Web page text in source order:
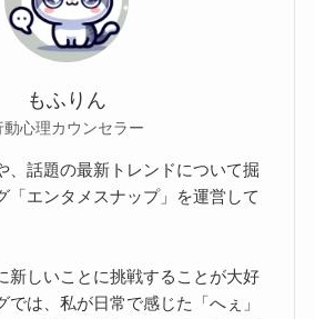
もふりん
動心理カウンセラー
、話題の最新トレンドについて掘
「エンタメスナップ」を運営して
新しいことに挑戦することが大好
では、私が日常で感じた「へぇ」